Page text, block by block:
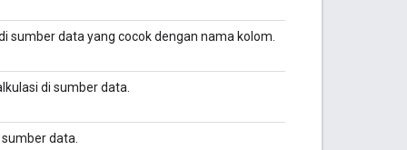
sumber data yang cocok dengan nama kolom.
di sumber data.
data.